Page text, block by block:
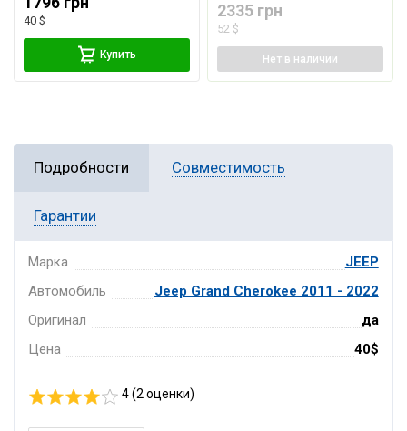
40 $
Купить
2335 грн
52 $
Нет в наличии
Подробности Совместимость
Гарантии
Марка
JEEP
Автомобиль
Jeep Grand Cherokee 2011 - 2022
Оригинал
да
Цена
40$
4 (2оценки)